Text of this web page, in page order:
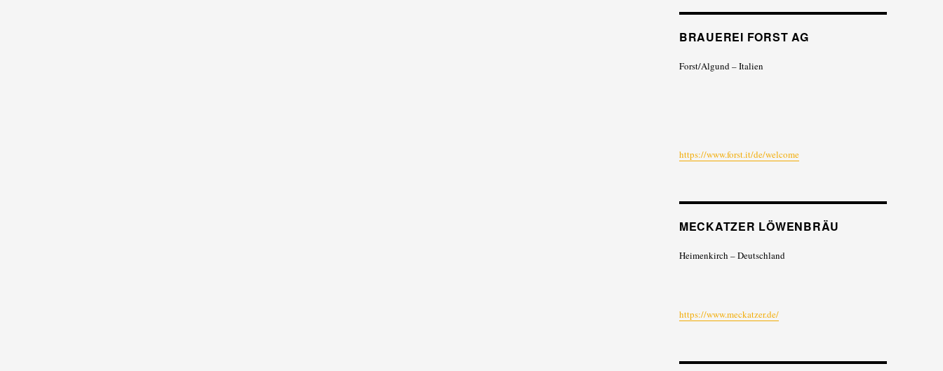
BRAUEREI FORST AG
Forst/Algund – Italien
https://www.forst.it/de/welcome
MECKATZER LÖWENBRÄU
Heimenkirch – Deutschland
https://www.meckatzer.de/